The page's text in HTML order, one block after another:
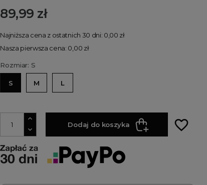
89,99 zł
Najniższa cena z ostatnich 30 dni: 0,00 zł
Nasza pierwsza cena: 0,00 zł
Rozmiar: S
S M L
Dodaj do koszyka favorite_border